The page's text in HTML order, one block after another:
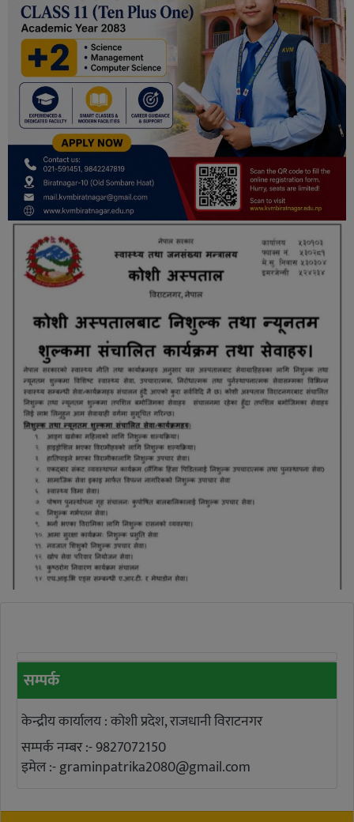
सम्पर्क
केन्द्रीय कार्यालय : कोशी प्रदेश, राजधानी विराटनगर
सम्पर्क नम्बर :- 9827072150
इमेल :-graminpatrika2080@gmail.com